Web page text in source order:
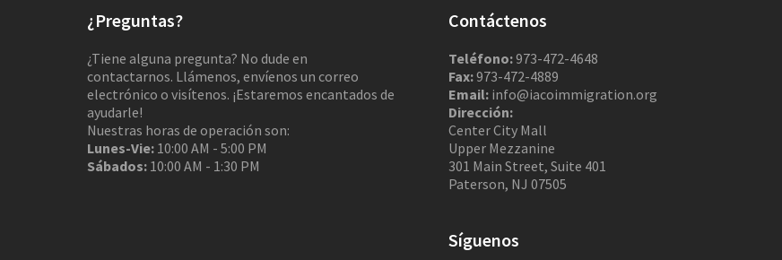
¿Preguntas?
¿Tiene alguna pregunta? No dude en
contactarnos. Llámenos, envíenos un correo
electrónico o visítenos. ¡Estaremos encantados de
ayudarle!
Nuestras horas de operación son:
Lunes-Vie: 10:00 AM - 5:00 PM
Sábados: 10:00 AM - 1:30 PM
Contáctenos
Teléfono:973-472-4648
Fax:973-472-4889
Email: info@iacoimmigration.org
Dirección:
Center City Mall
Upper Mezzanine
301 Main Street, Suite 401
Paterson, NJ 07505
Síguenos